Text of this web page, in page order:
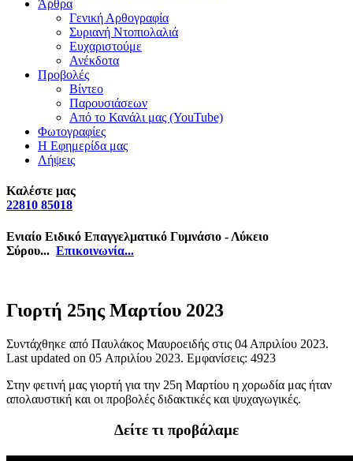
Άρθρα
Γενική Αρθογραφία
Συριανή Ντοπιολαλιά
Ευχαριστούμε
Ανέκδοτα
Προβολές
Βίντεο
Παρουσιάσεων
Από το Κανάλι μας (YouTube)
Φωτογραφίες
Η Εφημερίδα μας
Λήψεις
Καλέστε μας
22810 85018
Ενιαίο Ειδικό Επαγγελματικό Γυμνάσιο - Λύκειο
Σύρου... Επικοινωνία...
Γιορτή 25ης Μαρτίου 2023
Συντάχθηκε από Παυλάκος Μαυροειδής στις 04 Απριλίου 2023.
Last updated on 05 Απριλίου 2023. Εμφανίσεις: 4923
Στην φετινή μας γιορτή για την 25η Μαρτίου η χορωδία μας ήταν
απολαυστική και οι προβολές διδακτικές και ψυχαγωγικές.
Δείτε τι προβάλαμε